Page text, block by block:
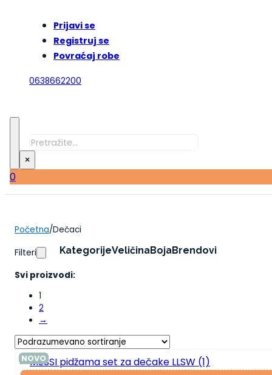
Prijavi se
Registruj se
Povraćaj robe
0638662200
Pretraga
×
0
Početna/Dečaci
Filteri KategorijeVeličinaBojaBrendovi
Svi proizvodi:
1
2
→
NOVO